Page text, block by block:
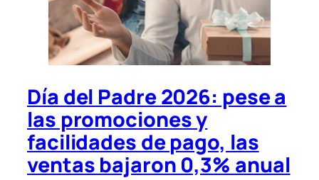
Día del Padre 2026: pese a
las promociones y
facilidades de pago, las
ventas bajaron 0,3% anual